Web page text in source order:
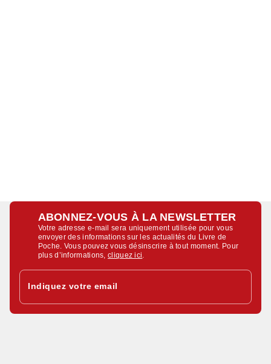
ABONNEZ-VOUS À LA NEWSLETTER
Votre adresse e-mail sera uniquement utilisée pour vous
envoyer des informations sur les actualités du Livre de
Poche. Vous pouvez vous désinscrire à tout moment. Pour
plus d’informations,cliquez ici
Indiquez votre email